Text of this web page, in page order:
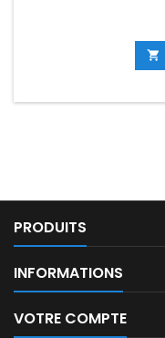

PRODUITS
INFORMATIONS
VOTRE COMPTE